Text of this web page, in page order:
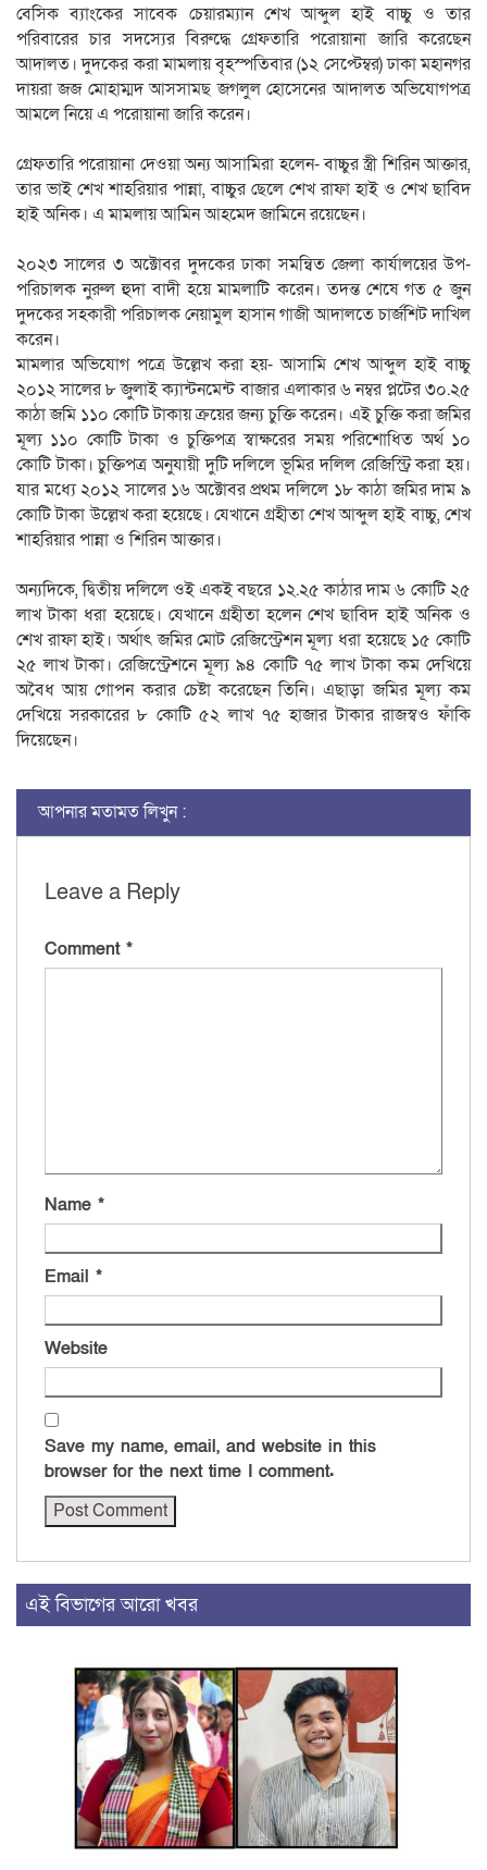
বেসিক ব্যাংকের সাবেক চেয়ারম্যান শেখ আব্দুল হাই বাচ্চু ও তার
পরিবারের চার সদস্যের বিরুদ্ধে গ্রেফতারি পরোয়ানা জারি করেছেন
আদালত। দুদকের করা মামলায় বৃহস্পতিবার (১২ সেপ্টেম্বর) ঢাকা মহানগর
দায়রা জজ মোহাম্মদ আসসামছ জগলুল হোসেনের আদালত অভিযোগপত্র
আমলে নিয়ে এ পরোয়ানা জারি করেন।
গ্রেফতারি পরোয়ানা দেওয়া অন্য আসামিরা হলেন- বাচ্চুর স্ত্রী শিরিন আক্তার,
তার ভাই শেখ শাহরিয়ার পান্না, বাচ্চুর ছেলে শেখ রাফা হাই ও শেখ ছাবিদ
হাই অনিক। এ মামলায় আমিন আহমেদ জামিনে রয়েছেন।
২০২৩ সালের ৩ অক্টোবর দুদকের ঢাকা সমন্বিত জেলা কার্যালয়ের উপ-
পরিচালক নুরুল হুদা বাদী হয়ে মামলাটি করেন। তদন্ত শেষে গত ৫ জুন
দুদকের সহকারী পরিচালক নেয়ামুল হাসান গাজী আদালতে চার্জশিট দাখিল
করেন।
মামলার অভিযোগ পত্রে উল্লেখ করা হয়- আসামি শেখ আব্দুল হাই বাচ্চু
২০১২ সালের ৮ জুলাই ক্যান্টনমেন্ট বাজার এলাকার ৬ নম্বর প্লটের ৩০.২৫
কাঠা জমি ১১০ কোটি টাকায় ক্রয়ের জন্য চুক্তি করেন। এই চুক্তি করা জমির
মূল্য ১১০ কোটি টাকা ও চুক্তিপত্র স্বাক্ষরের সময় পরিশোধিত অর্থ ১০
কোটি টাকা। চুক্তিপত্র অনুযায়ী দুটি দলিলে ভূমির দলিল রেজিস্ট্রি করা হয়।
যার মধ্যে ২০১২ সালের ১৬ অক্টোবর প্রথম দলিলে ১৮ কাঠা জমির দাম ৯
কোটি টাকা উল্লেখ করা হয়েছে। যেখানে গ্রহীতা শেখ আব্দুল হাই বাচ্চু, শেখ
শাহরিয়ার পান্না ও শিরিন আক্তার।
অন্যদিকে, দ্বিতীয় দলিলে ওই একই বছরে ১২.২৫ কাঠার দাম ৬ কোটি ২৫
লাখ টাকা ধরা হয়েছে। যেখানে গ্রহীতা হলেন শেখ ছাবিদ হাই অনিক ও
শেখ রাফা হাই। অর্থাৎ জমির মোট রেজিস্ট্রেশন মূল্য ধরা হয়েছে ১৫ কোটি
২৫ লাখ টাকা। রেজিস্ট্রেশনে মূল্য ৯৪ কোটি ৭৫ লাখ টাকা কম দেখিয়ে
অবৈধ আয় গোপন করার চেষ্টা করেছেন তিনি। এছাড়া জমির মূল্য কম
দেখিয়ে সরকারের ৮ কোটি ৫২ লাখ ৭৫ হাজার টাকার রাজস্বও ফাঁকি
দিয়েছেন।
আপনার মতামত লিখুন :
Leave a Reply
Comment *
Name *
Email *
Website
Save my name, email, and website in this
browser for the next time I comment.
এই বিভাগের আরো খবর